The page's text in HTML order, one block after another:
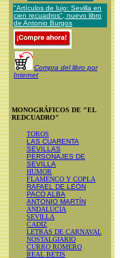
"Artículos de lujo: Sevilla en
cien recuadros", nuevo libro
de Antonio Burgos
Compra del libro por
Internet
MONOGRÁFICOS DE "EL
REDCUADRO"
TOROS
LAS CUARENTA
SEVILLAS
PERSONAJES DE
SEVILLA
HUMOR
FLAMENCO Y COPLA
RAFAEL DE LEÓN
PACO ALBA
ANTONIO MARTÍN
ANDALUCIA
SEVILLA
CADIZ
LETRAS DE CARNAVAL
NOSTALGIARIO
CURRO ROMERO
REAL BETIS